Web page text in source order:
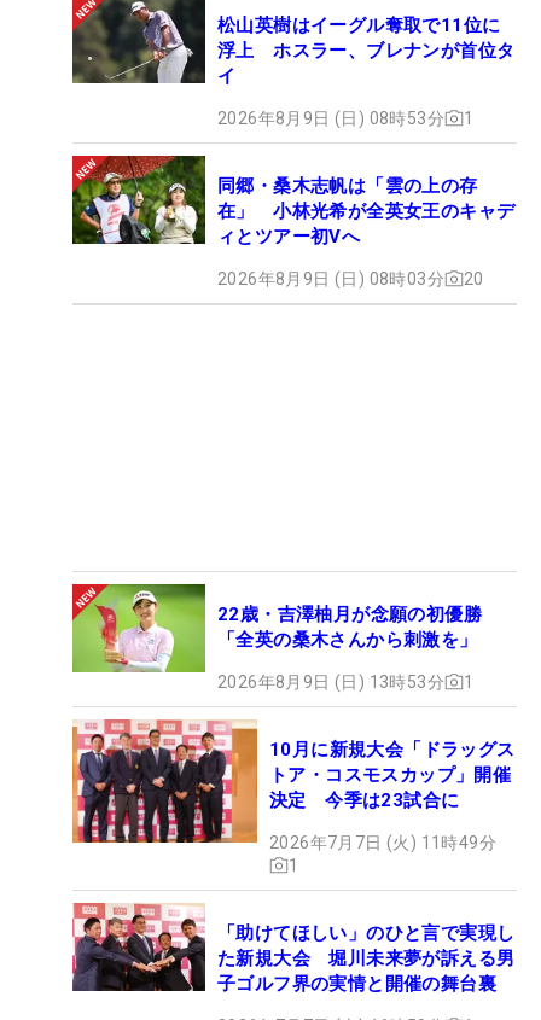
松山英樹はイーグル奪取で11位に
浮上 ホスラー、ブレナンが首位タ
イ
2026年8月9日 (日) 08時53分 1
同郷・桑木志帆は「雲の上の存
在」 小林光希が全英女王のキャデ
ィとツアー初Vへ
2026年8月9日 (日) 08時03分 20
22歳・吉澤柚月が念願の初優勝
「全英の桑木さんから刺激を」
2026年8月9日 (日) 13時53分 1
10月に新規大会「ドラッグス
トア・コスモスカップ」開催
決定 今季は23試合に
2026年7月7日 (火) 11時49分
1
「助けてほしい」のひと言で実現し
た新規大会 堀川未来夢が訴える男
子ゴルフ界の実情と開催の舞台裏